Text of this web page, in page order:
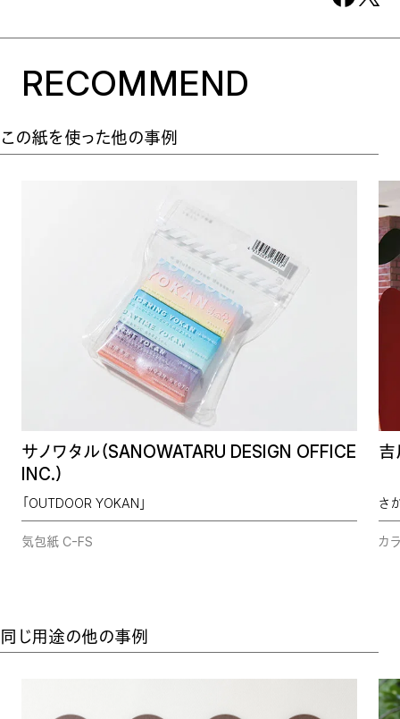
RECOMMEND
この紙を使った他の事例
「OUTDOOR YOKAN」
サノワタル（SANOWATARU DESIGN OFFICE
INC.）
気包紙 C-FS
さ
吉
カ
同じ用途の他の事例